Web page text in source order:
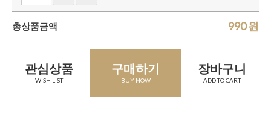
총상품금액 990원
관심상품
WISH LIST
구매하기
BUY NOW
장바구니
ADD TO CART